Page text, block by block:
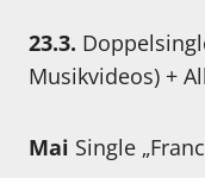
23.3.
Musikvideos) +
Mai Single